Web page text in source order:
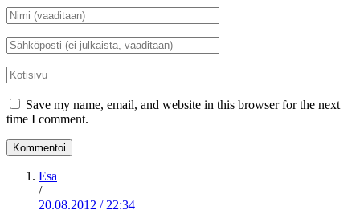
Nimi
*
Sähköposti
*
Kotisivu
Save my name, email, and website in this browser for the next
time I comment.
Esa
/
20.08.2012 / 22:34